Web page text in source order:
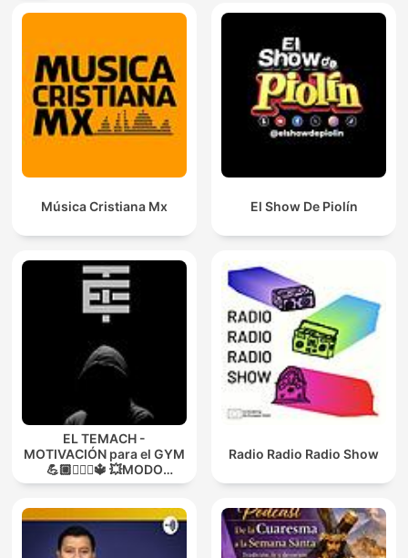
Música Cristiana Mx El Show De Piolín
EL TEMACH -
MOTIVACIÓN para el GYM
💪🏼🏋🏻‍♀🔱 💥MODO
GUERRA💥
Radio Radio Radio Show